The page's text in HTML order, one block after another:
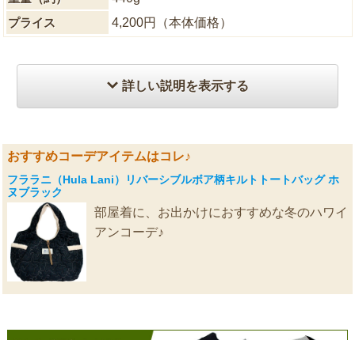
プライス
4,200円（本体価格）
詳しい説明を表示する
おすすめコーデアイテムはコレ♪
フララニ（Hula Lani）リバーシブルボア柄キルトトートバッグ ホ
ヌブラック
部屋着に、お出かけにおすすめな冬のハワイ
アンコーデ♪